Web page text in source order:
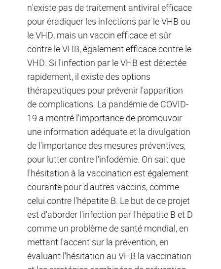
n'existe pas de traitement antiviral efficace
pour éradiquer les infections par le VHB ou
le VHD, mais un vaccin efficace et sûr
contre le VHB, également efficace contre le
VHD. Si l'infection par le VHB est détectée
rapidement, il existe des options
thérapeutiques pour prévenir l'apparition
de complications. La pandémie de COVID-
19 a montré l'importance de promouvoir
une information adéquate et la divulgation
de l'importance des mesures préventives,
pour lutter contre l'infodémie. On sait que
l'hésitation à la vaccination est également
courante pour d'autres vaccins, comme
celui contre l'hépatite B. Le but de ce projet
est d'aborder l'infection par l'hépatite B et D
comme un problème de santé mondial, en
mettant l'accent sur la prévention, en
évaluant l'hésitation au VHB la vaccination